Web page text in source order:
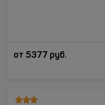
от 5377 руб.